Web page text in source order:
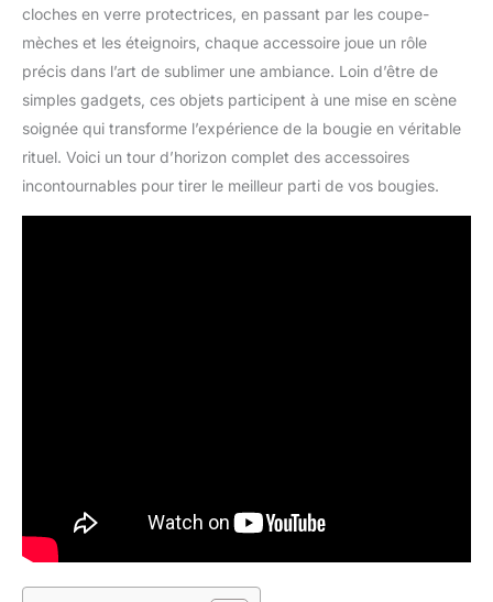
cloches en verre protectrices, en passant par les coupe-
mèches et les éteignoirs, chaque accessoire joue un rôle
précis dans l’art de sublimer une ambiance. Loin d’être de
simples gadgets, ces objets participent à une mise en scène
soignée qui transforme l’expérience de la bougie en véritable
rituel. Voici un tour d’horizon complet des accessoires
incontournables pour tirer le meilleur parti de vos bougies.